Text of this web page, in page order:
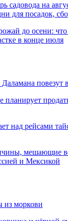
садовода на
для посадок,
до осени: что
в конце июля
повезут
планирует
над рейсами
мешающие
и Мексикой
из моркови